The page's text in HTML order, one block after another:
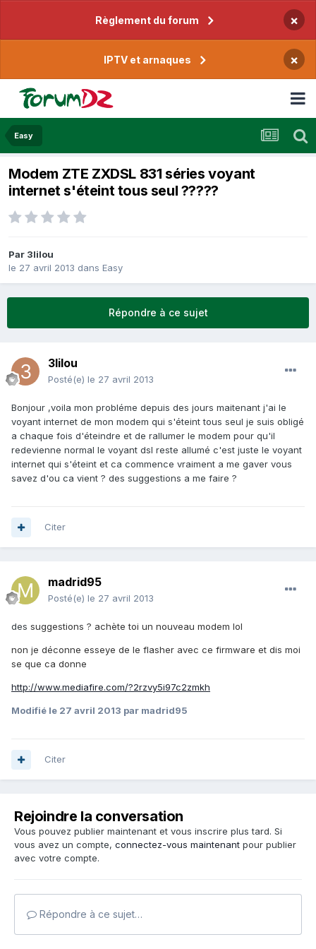
Règlement du forum ×
IPTV et arnaques ×
Easy
Modem ZTE ZXDSL 831 séries voyant
internet s'éteint tous seul ?????
Par 3lilou
le 27 avril 2013 dans Easy
Répondre à ce sujet
3lilou
Posté(e) le 27 avril 2013
Bonjour ,voila mon probléme depuis des jours maitenant j'ai le
voyant internet de mon modem qui s'éteint tous seul je suis obligé
a chaque fois d'éteindre et de rallumer le modem pour qu'il
redevienne normal le voyant dsl reste allumé c'est juste le voyant
internet qui s'éteint et ca commence vraiment a me gaver vous
savez d'ou ca vient ? des suggestions a me faire ?
Citer
madrid95
Posté(e) le 27 avril 2013
des suggestions ? achète toi un nouveau modem lol
non je déconne esseye de le flasher avec ce firmware et dis moi
se que ca donne
http://www.mediafire.com/?2rzvy5i97c2zmkh
Modifié le 27 avril 2013 par madrid95
Citer
Rejoindre la conversation
Vous pouvez publier maintenant et vous inscrire plus tard. Si
vous avez un compte, connectez-vous maintenant pour publier
avec votre compte.
Répondre à ce sujet…